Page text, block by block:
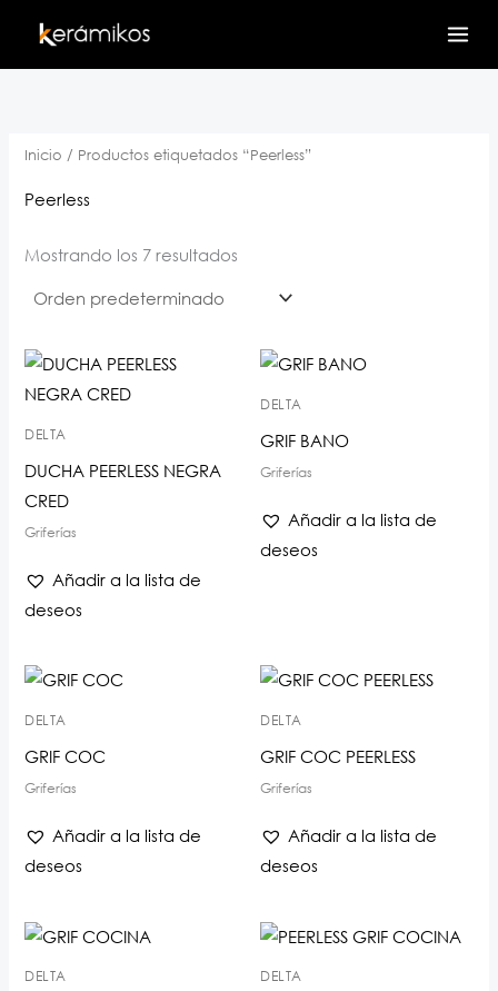
contenido
Inicio / Productos etiquetados “Peerless”
Peerless
Mostrando los 7 resultados
DELTA
DUCHA PEERLESS NEGRA
CRED
Griferías
Añadir a la lista de
deseos
DELTA
GRIF BANO
Griferías
Añadir a la lista de
deseos
DELTA
GRIF COC
Griferías
Añadir a la lista de
deseos
DELTA
GRIF COC PEERLESS
Griferías
Añadir a la lista de
deseos
DELTA DELTA